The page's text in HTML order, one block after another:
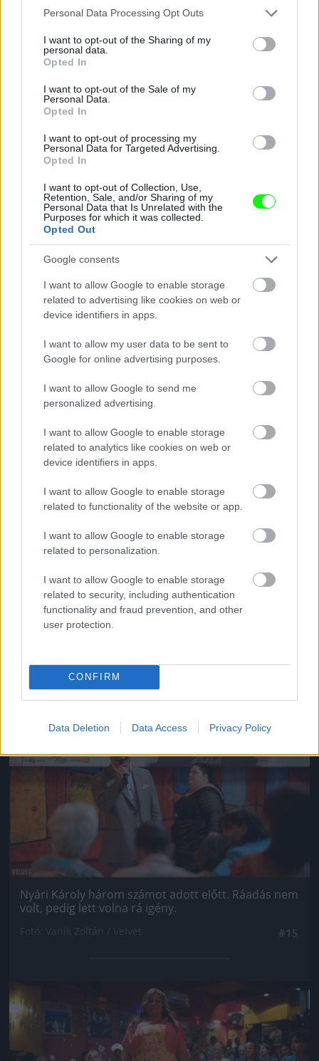
Please note that this website/app uses one or more Google
not limited to your visit or usage behaviour. You may click to
grant or deny consent to Google and its third-party tags to
use your data for below specified purposes in below Google
consent section.
Personal Data Processing Opt Outs
I want to opt-out of the Sharing of my
personal data.
Opted In
I want to opt-out of the Sale of my
Personal Data.
Opted In
I want to opt-out of processing my
Personal Data for Targeted Advertising.
Opted In
I want to opt-out of Collection, Use,
Retention, Sale, and/or Sharing of my
Personal Data that Is Unrelated with the
Purposes for which it was collected.
Opted Out
Google consents
I want to allow Google to enable storage
related to advertising like cookies on web or
device identifiers in apps.
I want to allow my user data to be sent to
Google for online advertising purposes.
I want to allow Google to send me
personalized advertising.
I want to allow Google to enable storage
related to analytics like cookies on web or
device identifiers in apps.
I want to allow Google to enable storage
related to functionality of the website or app.
I want to allow Google to enable storage
related to personalization.
I want to allow Google to enable storage
related to security, including authentication
functionality and fraud prevention, and other
user protection.
CONFIRM
Data Deletion Data Access Privacy Policy
Aki nem tapsolt, lázasan fotózott.
A Barrio Latino Caféban a vörös szín dominál.
Fotó: Vanik Zoltán / Velvet
Jön még kép!
Itt most éppen nem látszik, de volt
közönségtapsoltatás is.
Fotó: Vanik Zoltán / Velvet
Jön még kép!
Nyári Károly három számot adott előtt. Ráadás nem
volt, pedig lett volna rá igény.
Jön még kép!